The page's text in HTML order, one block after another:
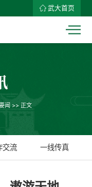
武大首页
闻 >> 正文
交流 一线传真